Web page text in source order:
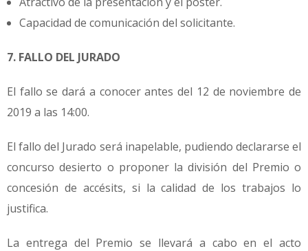
Capacidad de comunicación del solicitante.
7. FALLO DEL JURADO
El fallo se dará a conocer antes del 12 de noviembre de
2019 a las 14:00.
El fallo del Jurado será inapelable, pudiendo declararse el
concurso desierto o proponer la división del Premio o
concesión de accésits, si la calidad de los trabajos lo
justifica.
La entrega del Premio se llevará a cabo en el acto